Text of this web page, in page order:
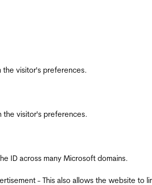
visitor's preferences.
the visitor's preferences.
ID across many Microsoft domains.
- This also allows the website to